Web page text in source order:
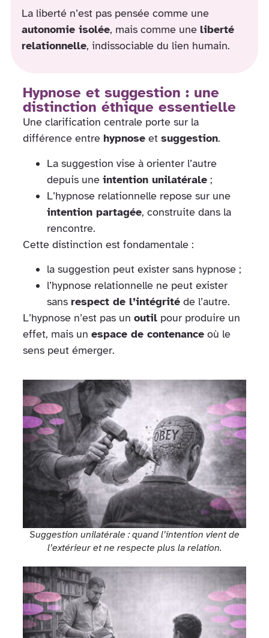
La liberté n’est pas pensée comme une
autonomie isolée, mais comme une liberté
relationnelle, indissociable du lien humain.
Hypnose et suggestion : une
distinction éthique essentielle
Une clarification centrale porte sur la
différence entre hypnose et suggestion.
La suggestion vise à orienter l’autre
depuis une intention unilatérale ;
L’hypnose relationnelle repose sur une
intention partagée, construite dans la
rencontre.
Cette distinction est fondamentale :
la suggestion peut exister sans hypnose ;
l’hypnose relationnelle ne peut exister
sans respect de l’intégrité de l’autre.
L’hypnose n’est pas un outil pour produire un
effet, mais un espace de contenance où le
sens peut émerger.
Suggestion unilatérale : quand l’intention vient de
l’extérieur et ne respecte plus la relation.